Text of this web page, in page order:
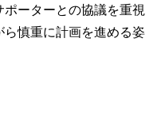
ーターとの協議を重視
慎重に計画を進める姿